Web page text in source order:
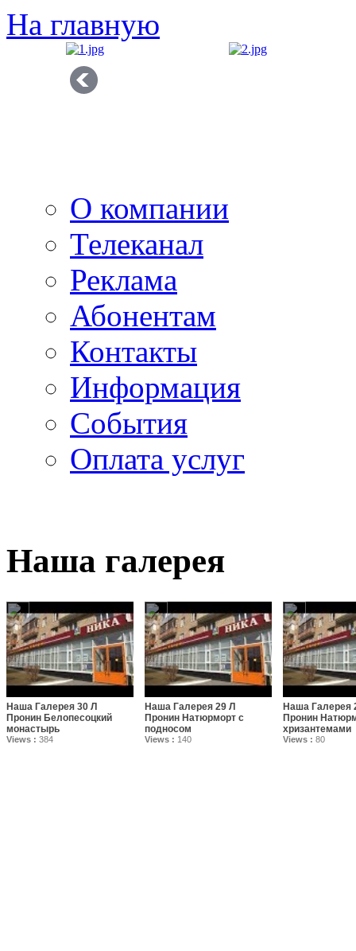
На главную
О компании
Телеканал
Реклама
Абонентам
Контакты
Информация
Cобытия
Оплата услуг
Наша галерея
Наша Галерея 30 Л
Пронин Белопесоцкий
монастырь
Views : 384
Наша Галерея 29 Л
Пронин Натюрморт с
подносом
Views : 140
Наша Галерея
Пронин
хризантемами
Views : 80